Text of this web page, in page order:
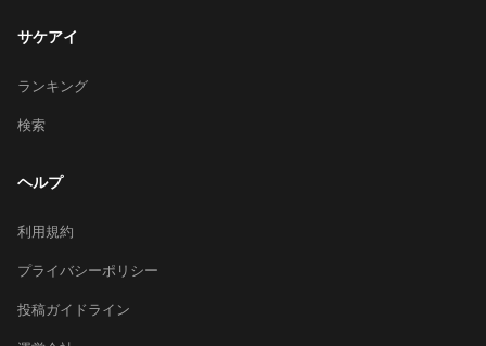
サケアイ
ランキング
検索
ヘルプ
利用規約
プライバシーポリシー
投稿ガイドライン